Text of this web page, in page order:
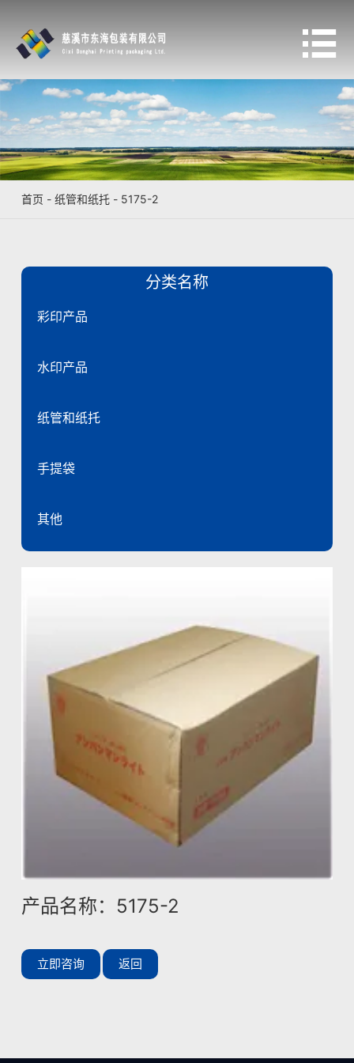

首页 - 纸管和纸托 - 5175-2
分类名称
彩印产品
水印产品
纸管和纸托
手提袋
其他
产品名称：5175-2
立即咨询 返回